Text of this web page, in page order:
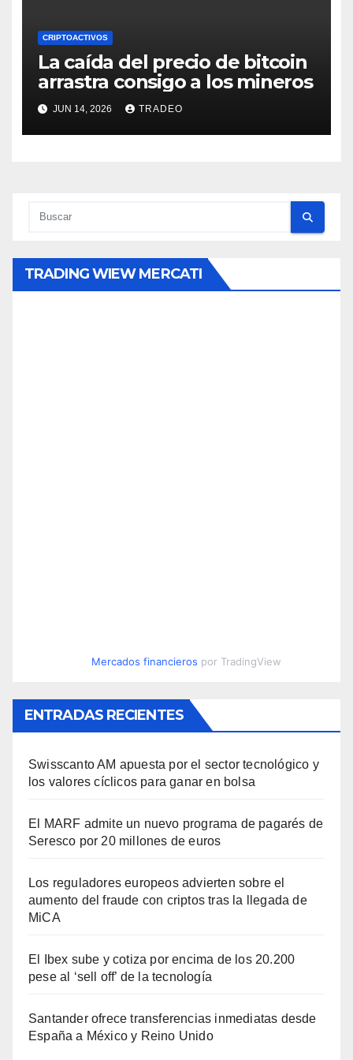
CRIPTOACTIVOS
La caída del precio de bitcoin
arrastra consigo a los mineros
JUN 14, 2026 TRADEO
TRADING WIEW MERCATI
Mercados financieros por TradingView
ENTRADAS RECIENTES
Swisscanto AM apuesta por el sector tecnológico y
los valores cíclicos para ganar en bolsa
El MARF admite un nuevo programa de pagarés de
Seresco por 20 millones de euros
Los reguladores europeos advierten sobre el
aumento del fraude con criptos tras la llegada de
MiCA
El Ibex sube y cotiza por encima de los 20.200
pese al ‘sell off’ de la tecnología
Santander ofrece transferencias inmediatas desde
España a México y Reino Unido